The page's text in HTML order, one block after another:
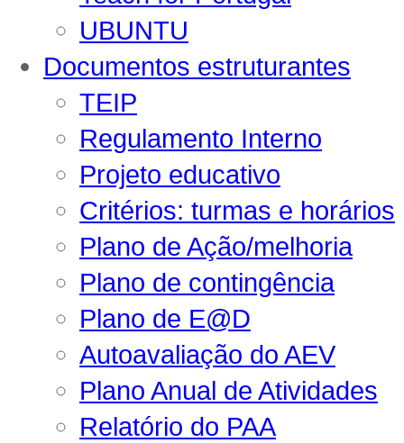
UBUNTU
Documentos estruturantes
TEIP
Regulamento Interno
Projeto educativo
Critérios: turmas e horários
Plano de Ação/melhoria
Plano de contingência
Plano de E@D
Autoavaliação do AEV
Plano Anual de Atividades
Relatório do PAA